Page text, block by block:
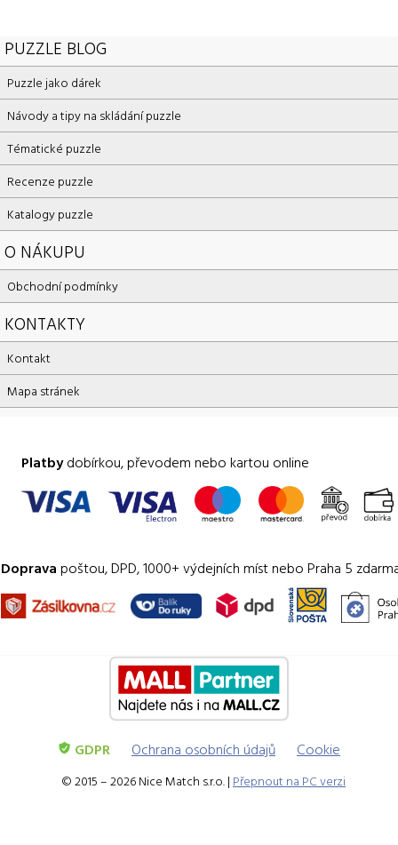
PUZZLE BLOG
Puzzle jako dárek
Návody a tipy na skládání puzzle
Tématické puzzle
Recenze puzzle
Katalogy puzzle
O NÁKUPU
Obchodní podmínky
KONTAKTY
Kontakt
Mapa stránek
Platbydobírkou, převodem nebo kartou online
Doprava poštou, DPD, 1000+ výdejních míst nebo Praha 5
GDPR Ochrana osobních údajů Cookie
© 2015 – 2026 Nice Match s.r.o. | Přepnout na PC verzi